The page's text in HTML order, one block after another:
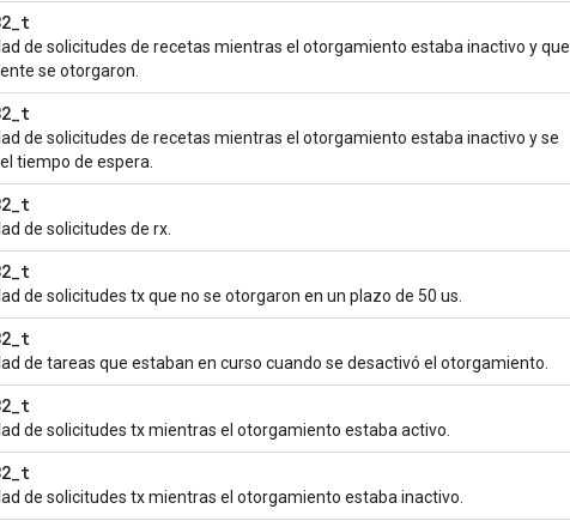
de solicitudes de recetas mientras el otorgamiento estaba inactivo y que
se otorgaron.
de solicitudes de recetas mientras el otorgamiento estaba inactivo y se
tiempo de espera.
de solicitudes de rx.
de solicitudes tx que no se otorgaron en un plazo de 50 us.
de tareas que estaban en curso cuando se desactivó el otorgamiento.
de solicitudes tx mientras el otorgamiento estaba activo.
de solicitudes tx mientras el otorgamiento estaba inactivo.